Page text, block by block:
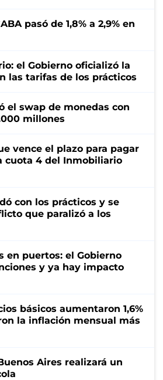
pasó de 1,8% a 2,9% en
el Gobierno oficializó la
las tarifas de los prácticos
el swap de monedas con
millones
vence el plazo para pagar
cuota 4 del Inmobiliario
con los prácticos y se
que paralizó a los
en puertos: el Gobierno
y ya hay impacto
básicos aumentaron 1,6%
la inflación mensual más
Aires realizará un